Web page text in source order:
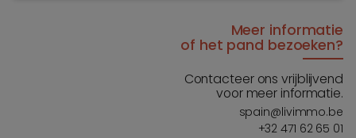
Meer informatie
of het pand bezoeken?
Contacteer ons vrijblijvend
voor meer informatie.
spain@livimmo.be
+32 471 62 65 01